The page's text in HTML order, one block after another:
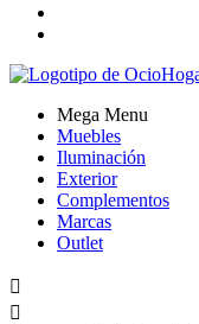
Mega Menu
Muebles
Iluminación
Exterior
Complementos
Marcas
Outlet

